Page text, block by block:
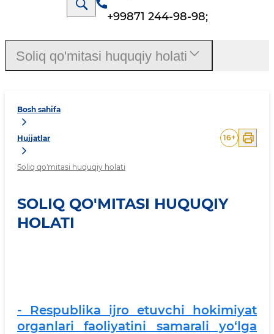
+99871 244-98-98;
Bosh sahifa
Hujjatlar
Soliq qo'mitasi huquqiy holati
16+
SOLIQ QO'MITASI HUQUQIY
HOLATI
- Respublika ijro etuvchi hokimiyat
organlari faoliyatini samarali yo‘lga
Soliq qo'mitasi huquqiy holati